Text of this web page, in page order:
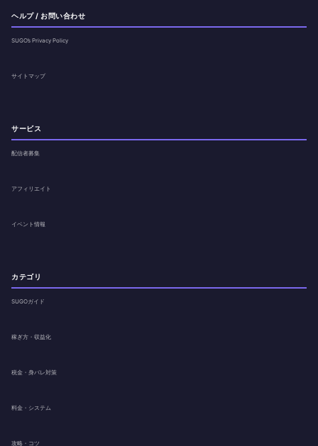
ヘルプ / お問い合わせ
SUGO’s Privacy Policy
サイトマップ
サービス
配信者募集
アフィリエイト
イベント情報
カテゴリ
SUGOガイド
稼ぎ方・収益化
税金・身バレ対策
料金・システム
攻略・コツ